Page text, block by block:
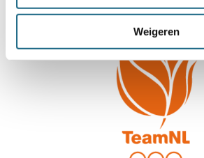
Weigeren